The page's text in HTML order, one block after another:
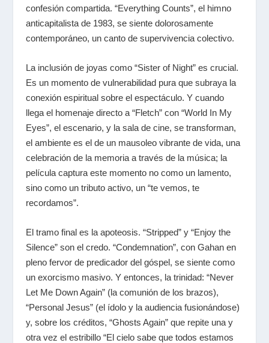
confesión compartida. “Everything Counts”, el himno
anticapitalista de 1983, se siente dolorosamente
contemporáneo, un canto de supervivencia colectivo.
La inclusión de joyas como “Sister of Night” es crucial.
Es un momento de vulnerabilidad pura que subraya la
conexión espiritual sobre el espectáculo. Y cuando
llega el homenaje directo a “Fletch” con “World In My
Eyes”, el escenario, y la sala de cine, se transforman,
el ambiente es el de un mausoleo vibrante de vida, una
celebración de la memoria a través de la música; la
película captura este momento no como un lamento,
sino como un tributo activo, un “te vemos, te
recordamos”.
El tramo final es la apoteosis. “Stripped” y “Enjoy the
Silence” son el credo. “Condemnation”, con Gahan en
pleno fervor de predicador del góspel, se siente como
un exorcismo masivo. Y entonces, la trinidad: “Never
Let Me Down Again” (la comunión de los brazos),
“Personal Jesus” (el ídolo y la audiencia fusionándose)
y, sobre los créditos, “Ghosts Again” que repite una y
otra vez el estribillo “El cielo sabe que todos estamos